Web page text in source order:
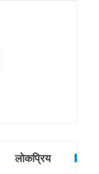
लोकप्रिय